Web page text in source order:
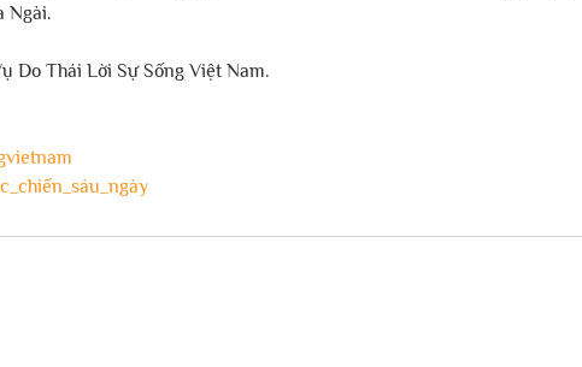
Ngài.
Do Thái Lời Sự Sống Việt Nam.